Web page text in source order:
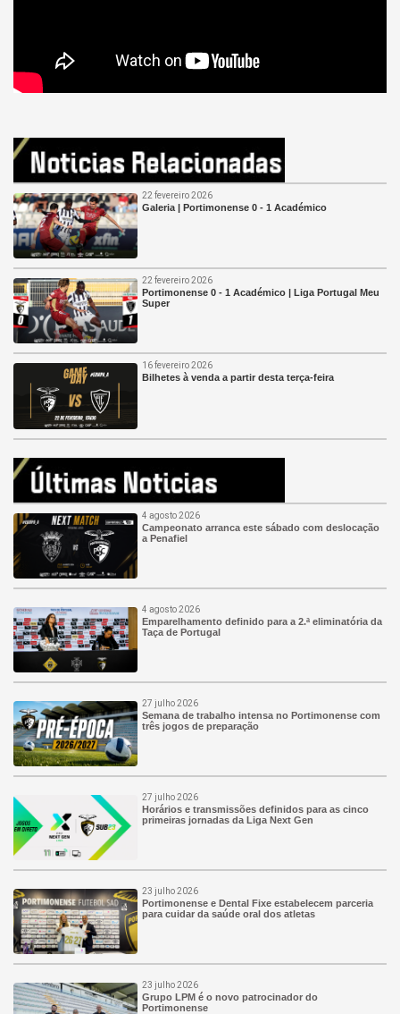
22 fevereiro 2026
Galeria | Portimonense 0 - 1 Académico
22 fevereiro 2026
Portimonense 0 - 1 Académico | Liga Portugal Meu
Super
16 fevereiro 2026
Bilhetes à venda a partir desta terça-feira
4 agosto 2026
Campeonato arranca este sábado com deslocação
a Penafiel
4 agosto 2026
Emparelhamento definido para a 2.ª eliminatória da
Taça de Portugal
27 julho 2026
Semana de trabalho intensa no Portimonense com
três jogos de preparação
27 julho 2026
Horários e transmissões definidos para as cinco
primeiras jornadas da Liga Next Gen
23 julho 2026
Portimonense e Dental Fixe estabelecem parceria
para cuidar da saúde oral dos atletas
23 julho 2026
Grupo LPM é o novo patrocinador do
Portimonense